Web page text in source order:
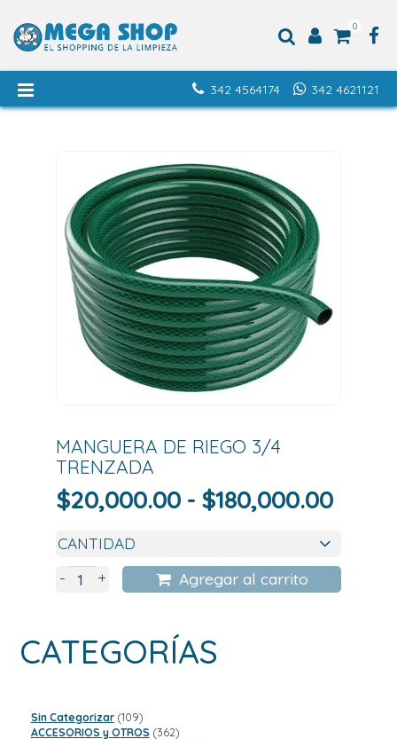
0
342 4621121
342 4564174
MANGUERA DE RIEGO 3/4
TRENZADA
$20,000.00 - $180,000.00
desde
- + Agregar al carrito
CATEGORÍAS
Sin Categorizar 109109
productos
ACCESORIOS y OTROS 362362